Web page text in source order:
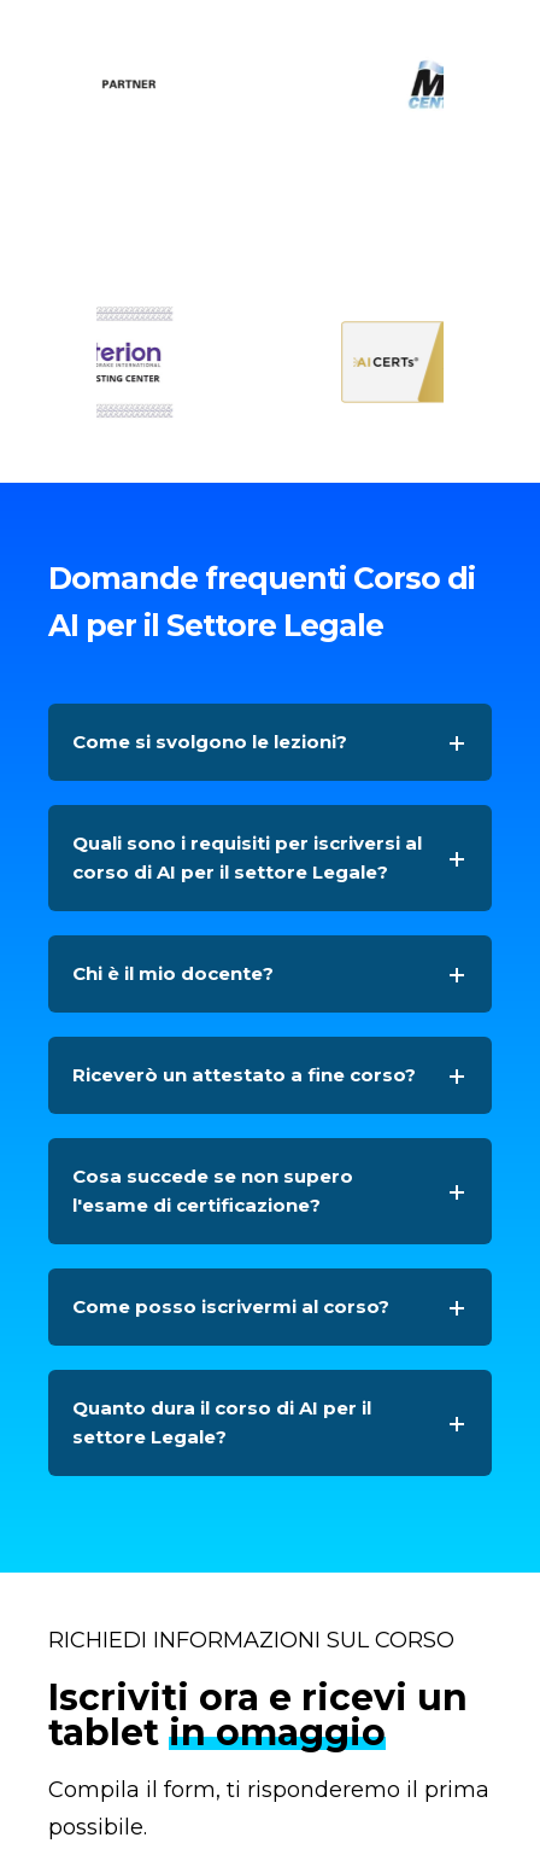
Domande frequenti Corso di
AI per il Settore Legale
Come si svolgono le lezioni?
Quali sono i requisiti per iscriversi al
corso di AI per il settore Legale?
Chi è il mio docente?
Riceverò un attestato a fine corso?
Cosa succede se non supero
l'esame di certificazione?
Come posso iscrivermi al corso?
Quanto dura il corso di AI per il
settore Legale?
RICHIEDI INFORMAZIONI SUL CORSO
Iscriviti ora e ricevi un
tablet in omaggio
Compila il form, ti risponderemo il prima
possibile.